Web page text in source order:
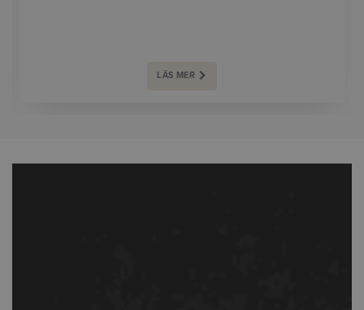
LÄS MER